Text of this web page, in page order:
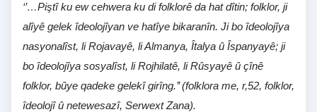
‘’…Piştî ku ew cehwera ku di folklorê da hat dîtin; folklor, ji
alîyê gelek îdeolojîyan ve hatîye bikaranîn. Ji bo îdeolojîya
nasyonalîst, li Rojavayê, li Almanya, Îtalya û Îspanyayê; ji
bo îdeolojîya sosyalîst, li Rojhilatê, li Rûsyayê û çînê
folklor, bûye qadeke gelekî girîng.’’ (folklora me, r,52, folklor,
îdeolojî û netewesazî, Serwext Zana).